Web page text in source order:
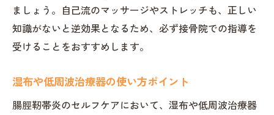
ましょう。自己流のマッサージやストレッチも、正しい
知識がないと逆効果となるため、必ず接骨院での指導を
受けることをおすすめします。
湿布や低周波治療器の使い方ポイント
腸脛靭帯炎のセルフケアにおいて、湿布や低周波治療器